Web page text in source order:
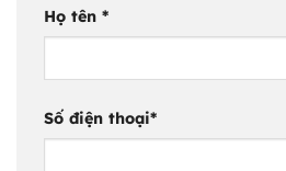
Họ tên *
Số điện thoại*